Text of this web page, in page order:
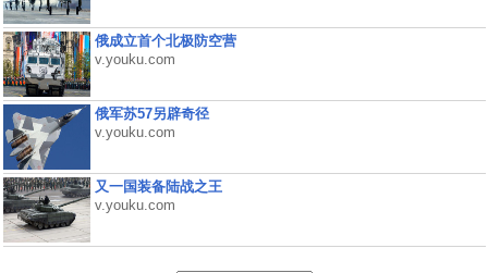
俄成立首个北极防空营
v.youku.com
俄军苏57另辟奇径
v.youku.com
又一国装备陆战之王
v.youku.com